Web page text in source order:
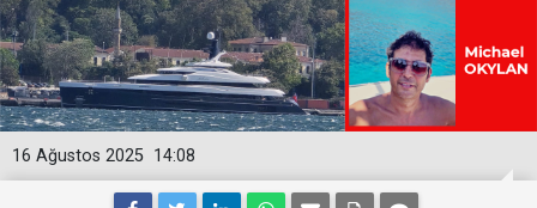
14:08
16 Ağustos 2025